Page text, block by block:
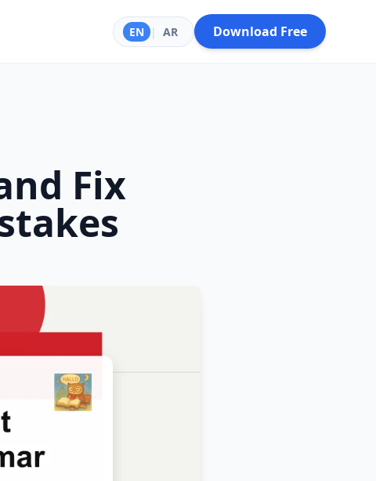
EN | AR Download Free
Fix